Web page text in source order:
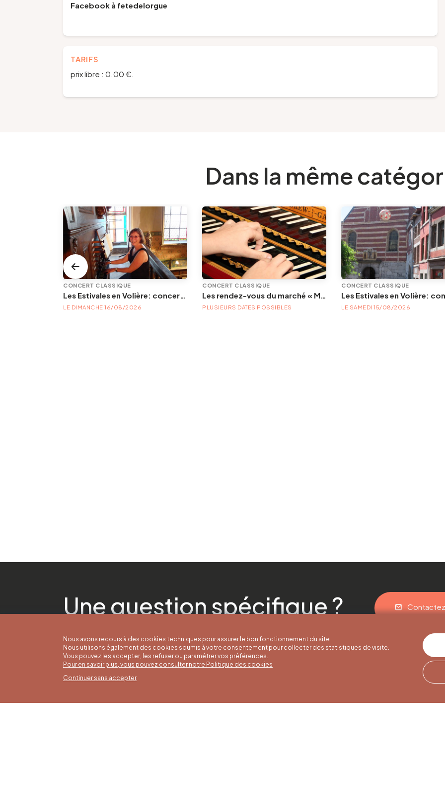
Facebook à fetedelorgue
TARIFS
prix libre : 0.00 €.
Dans la même
CONCERT CLASSIQUE
Les Estivales en Volière: concert d'orgue | « Orgue en Volière » , les 3e dimanches du mois (été) audition d’orgue (accès libre)
LE DIMANCHE 16/08/2026
CONCERT CLASSIQUE
Les rendez-vous du marché « Musique à la Batte »
PLUSIEURS DATES POSSIBLES
CONCERT CLASSIQUE
LE SAMEDI 15/08/2026
Une question spécifique ?
Nous avons recours à des cookies techniques pour assurer le bon fonctionnement du site.
Nous utilisons également des cookies soumis à votre consentement pour collecter des statistiques de visite.
Vous pouvez les accepter, les refuser ou paramétrer vos préférences.
Pour en savoir plus, vous pouvez consulter notre Politique des cookies
Continuer sans accepter